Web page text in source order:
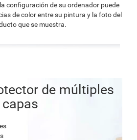
configuración de su ordenador puede
de color entre su pintura y la foto del
que se muestra.
de múltiples
capas